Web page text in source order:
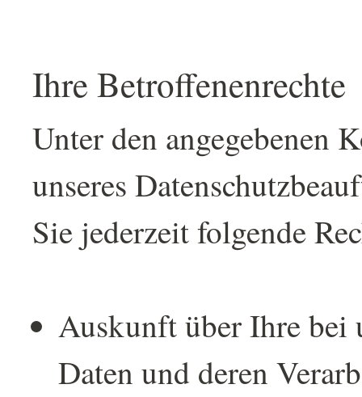
Ihre Betroffenenrechte
Unter den angegebenen
unseres
Sie jederzeit folgende
Auskunft über Ihre bei
Daten und deren